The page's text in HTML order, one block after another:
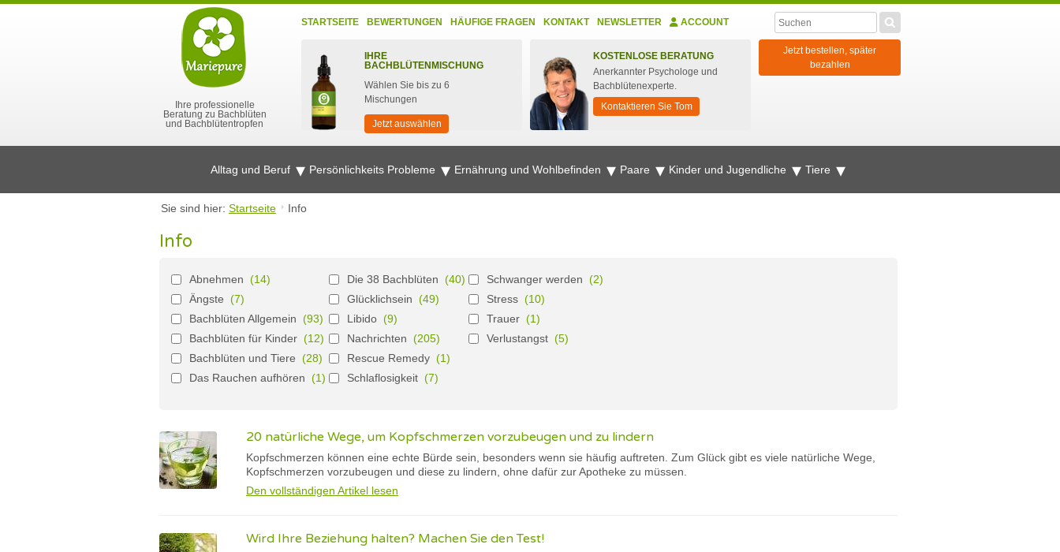
Ihre professionelle
Beratung zu Bachblüten
und Bachblütentropfen
STARTSEITE BEWERTUNGEN HÄUFIGE FRAGEN KONTAKT NEWSLETTER ACCOUNT
IHRE
BACHBLÜTENMISCHUNG
Wählen Sie bis zu 6
Mischungen
Jetzt auswählen
KOSTENLOSE BERATUNG
Anerkannter Psychologe und
Bachblütenexperte.
Kontaktieren Sie Tom
Jetzt bestellen, später
bezahlen
Alltag und Beruf Persönlichkeits Probleme Ernährung und Wohlbefinden Paare Kinder und Jugendliche Tiere
Sie sind hier: Startseite Info
Info
Abnehmen (14)
Ängste (7)
Bachblüten Allgemein (93)
Bachblüten für Kinder (12)
Bachblüten und Tiere (28)
Das Rauchen aufhören (1)
Die 38 Bachblüten (40)
Glücklichsein (49)
Libido (9)
Nachrichten (205)
Rescue Remedy (1)
Schlaflosigkeit (7)
Schwanger werden (2)
Stress (10)
Trauer (1)
Verlustangst (5)
20 natürliche Wege, um Kopfschmerzen vorzubeugen und zu lindern
Kopfschmerzen können eine echte Bürde sein, besonders wenn sie häufig auftreten. Zum Glück gibt es viele natürliche Wege,
Kopfschmerzen vorzubeugen und diese zu lindern, ohne dafür zur Apotheke zu müssen.
Den vollständigen Artikel lesen
Wird Ihre Beziehung halten? Machen Sie den Test!